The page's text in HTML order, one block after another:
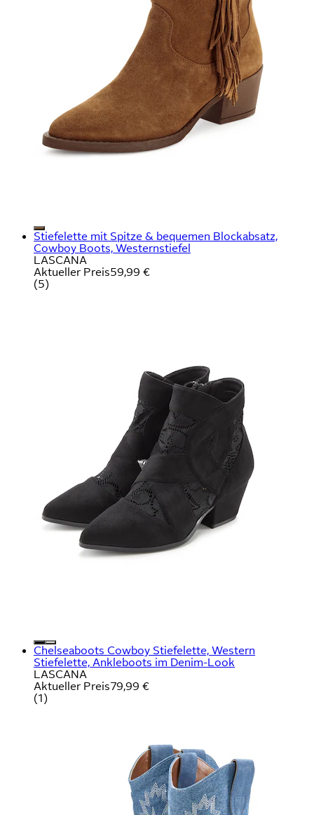
Stiefelette mit Spitze & bequemen Blockabsatz,
Cowboy Boots, Westernstiefel
LASCANA
Aktueller Preis59,99 €
(5)
Chelseaboots Cowboy Stiefelette, Western
Stiefelette, Ankleboots im Denim-Look
LASCANA
Aktueller Preis79,99 €
(1)